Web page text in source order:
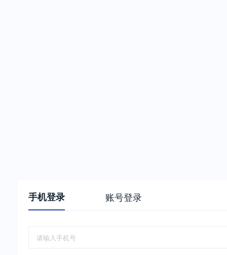
手机登录 账号登录